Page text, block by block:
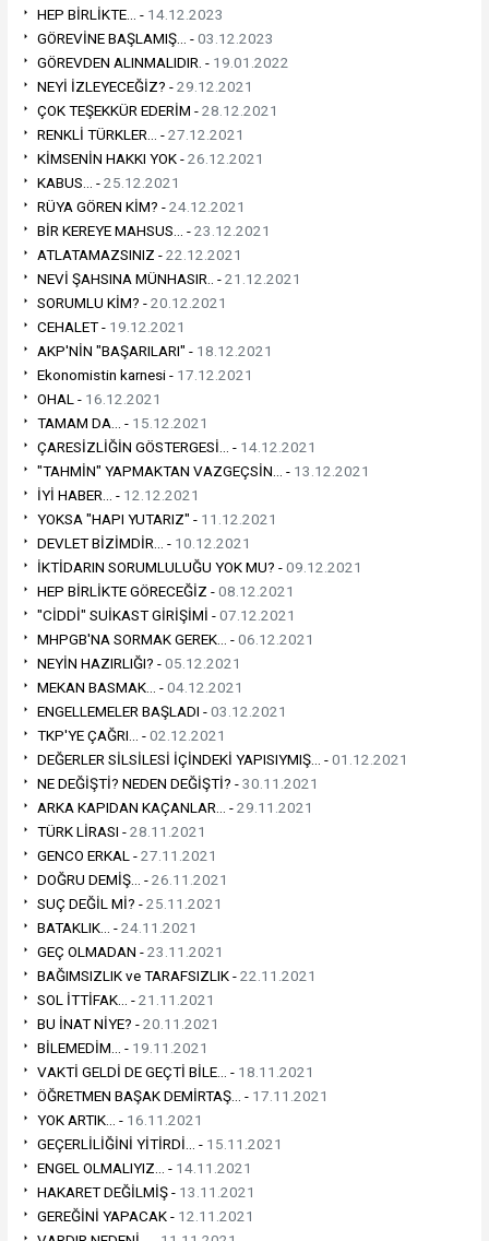
HEP BİRLİKTE... - 14.12.2023
GÖREVİNE BAŞLAMIŞ... -03.12.2023
GÖREVDEN ALINMALIDIR. - 19.01.2022
NEYİ İZLEYECEĞİZ? -29.12.2021
ÇOK TEŞEKKÜR EDERİM -28.12.2021
RENKLİ TÜRKLER... -27.12.2021
KİMSENİN HAKKI YOK -26.12.2021
KABUS... -25.12.2021
RÜYA GÖREN KİM? -24.12.2021
BİR KEREYE MAHSUS... -23.12.2021
ATLATAMAZSINIZ -22.12.2021
NEVİ ŞAHSINA MÜNHASIR.. -21.12.2021
SORUMLU KİM? -20.12.2021
CEHALET - 19.12.2021
AKP'NİN "BAŞARILARI" - 18.12.2021
Ekonomistin karnesi - 17.12.2021
OHAL - 16.12.2021
TAMAM DA... - 15.12.2021
ÇARESİZLİĞİN GÖSTERGESİ... - 14.12.2021
"TAHMİN" YAPMAKTAN VAZGEÇSİN... - 13.12.2021
İYİ HABER... - 12.12.2021
YOKSA "HAPI YUTARIZ" - 11.12.2021
DEVLET BİZİMDİR... - 10.12.2021
İKTİDARIN SORUMLULUĞU YOK MU? -09.12.2021
HEP BİRLİKTE GÖRECEĞİZ -08.12.2021
"CİDDİ" SUİKAST GİRİŞİMİ -07.12.2021
MHPGB'NA SORMAK GEREK... -06.12.2021
NEYİN HAZIRLIĞI? -05.12.2021
MEKAN BASMAK... -04.12.2021
ENGELLEMELER BAŞLADI -03.12.2021
TKP'YE ÇAĞRI... -02.12.2021
DEĞERLER SİLSİLESİ İÇİNDEKİ YAPISIYMIŞ... -01.12.2021
NE DEĞİŞTİ? NEDEN DEĞİŞTİ? -30.11.2021
ARKA KAPIDAN KAÇANLAR... -29.11.2021
TÜRK LİRASI -28.11.2021
GENCO ERKAL -27.11.2021
DOĞRU DEMİŞ... -26.11.2021
SUÇ DEĞİL Mİ? -25.11.2021
BATAKLIK... -24.11.2021
GEÇ OLMADAN -23.11.2021
BAĞIMSIZLIK ve TARAFSIZLIK -22.11.2021
SOL İTTİFAK... -21.11.2021
BU İNAT NİYE? -20.11.2021
BİLEMEDİM... - 19.11.2021
VAKTİ GELDİ DE GEÇTİ BİLE... - 18.11.2021
ÖĞRETMEN BAŞAK DEMİRTAŞ... - 17.11.2021
YOK ARTIK... - 16.11.2021
GEÇERLİLİĞİNİ YİTİRDİ... - 15.11.2021
ENGEL OLMALIYIZ... - 14.11.2021
HAKARET DEĞİLMİŞ - 13.11.2021
GEREĞİNİ YAPACAK - 12.11.2021